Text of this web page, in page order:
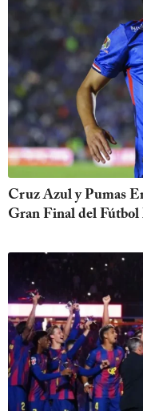
Cruz Azul y Pumas
Gran Final del Fútbol